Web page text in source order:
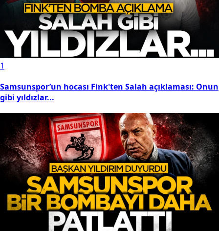
1
Samsunspor’un hocası Fink'ten Salah açıklaması: Onun
gibi yıldızlar...